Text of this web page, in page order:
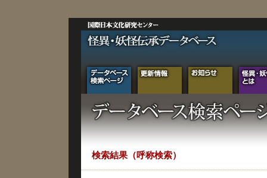
検索結果（呼称検索）